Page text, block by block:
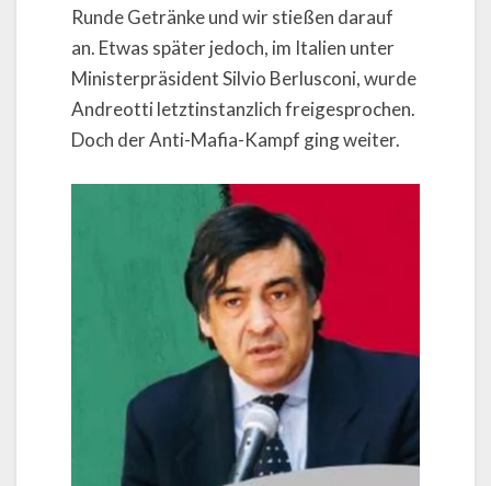
Runde Getränke und wir stießen darauf
an. Etwas später jedoch, im Italien unter
Ministerpräsident Silvio Berlusconi, wurde
Andreotti letztinstanzlich freigesprochen.
Doch der Anti-Mafia-Kampf ging weiter.